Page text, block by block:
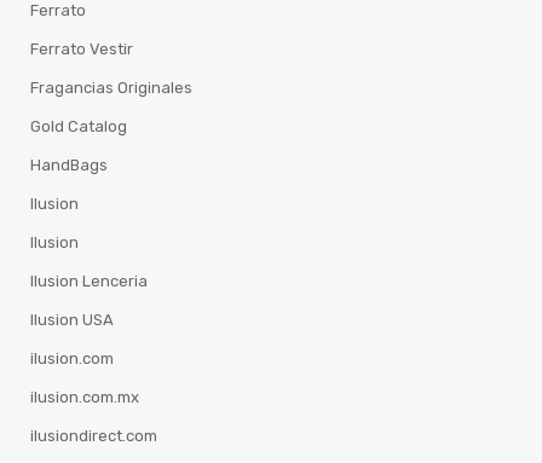
Ferrato
Ferrato Vestir
Fragancias Originales
Gold Catalog
HandBags
Ilusion
Ilusion
Ilusion Lenceria
Ilusion USA
ilusion.com
ilusion.com.mx
ilusiondirect.com